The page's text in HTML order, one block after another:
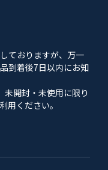
ておりますが、万一
到着後7日以内にお知
開封・未使用に限り
用ください。